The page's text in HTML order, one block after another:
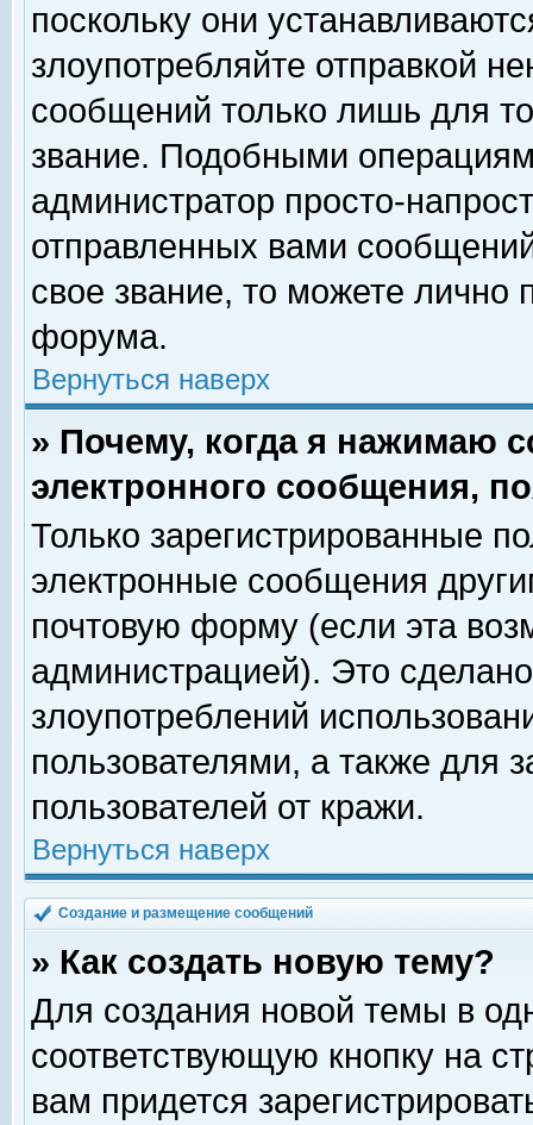
поскольку они
злоупотребляйте отправкой
сообщений только лишь для
звание. Подобными
администратор просто-
отправленных вами
свое звание, то можете лично
форума.
Вернуться наверх
» Почему, когда я нажимаю
электронного сообщения,
Только зарегистрированные
электронные сообщения
почтовую форму (если эта
администрацией). Это
злоупотреблений
пользователями, а также для
пользователей от кражи.
Вернуться наверх
Создание и размещение сообщений
» Как создать новую тему?
Для создания новой темы в
соответствующую кнопку на
вам придется